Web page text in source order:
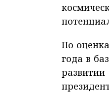
По
года в